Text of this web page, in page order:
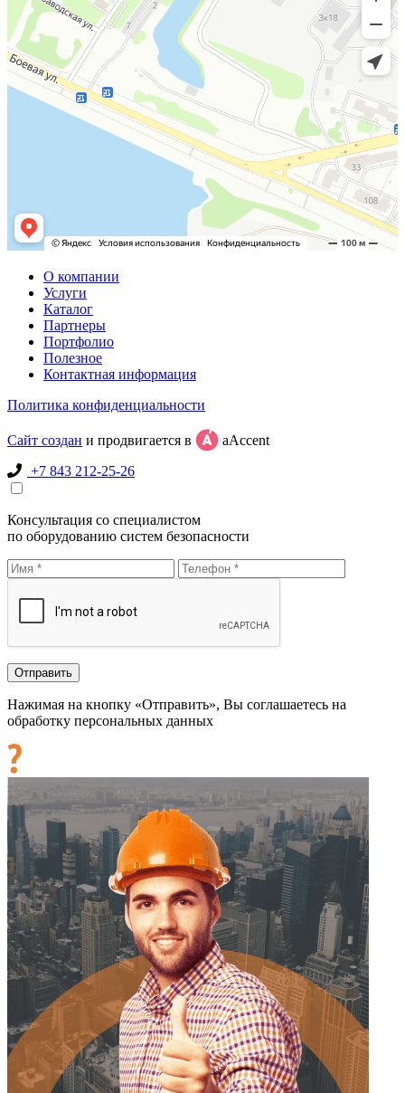
О компании
Услуги
Каталог
Партнеры
Портфолио
Полезное
Контактная информация
Политика конфиденциальности
Сайт создан и продвигается в
aAccent
+7 843 212-25-26
Консультация со специалистом
по оборудованию систем безопасности
Нажимая на кнопку «Отправить», Вы соглашаетесь на
обработку персональных данных